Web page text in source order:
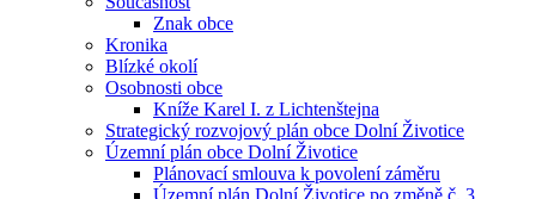
Znak obce
Kronika
Blízké okolí
Osobnosti obce
Kníže Karel I. z Lichtenštejna
Strategický rozvojový plán obce Dolní Životice
Územní plán obce Dolní Životice
Plánovací smlouva k povolení záměru
Územní plán Dolní Životice po změně č. 3